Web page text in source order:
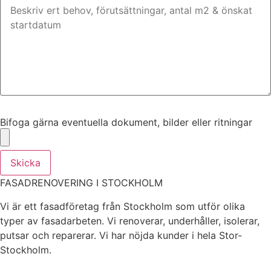
Bifoga gärna eventuella dokument, bilder eller ritningar
Skicka
FASADRENOVERING I STOCKHOLM
Vi är ett fasadföretag från Stockholm som utför olika
typer av fasadarbeten. Vi renoverar, underhåller, isolerar,
putsar och reparerar. Vi har nöjda kunder i hela Stor-
Stockholm.